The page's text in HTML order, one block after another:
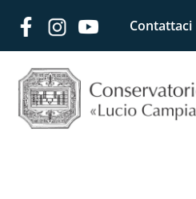
Contattaci